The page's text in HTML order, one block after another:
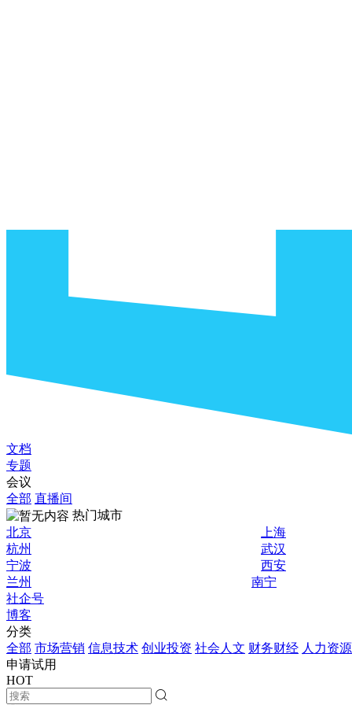
文档
专题
会议
全部 直播间
热门城市
北京
上海
杭州
武汉
宁波
西安
兰州
南宁
社企号
博客
分类
全部 市场营销 信息技术 创业投资 社会人文 财务财经 人力资源
申请试用
HOT